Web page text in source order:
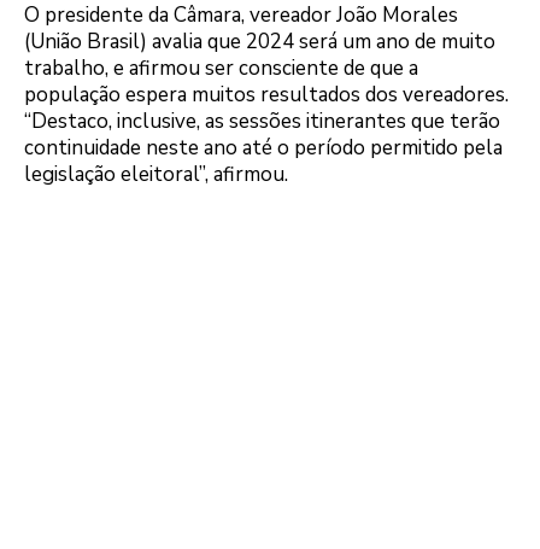
O presidente da Câmara, vereador João Morales
(União Brasil) avalia que 2024 será um ano de muito
trabalho, e afirmou ser consciente de que a
população espera muitos resultados dos vereadores.
“Destaco, inclusive, as sessões itinerantes que terão
continuidade neste ano até o período permitido pela
legislação eleitoral”, afirmou.